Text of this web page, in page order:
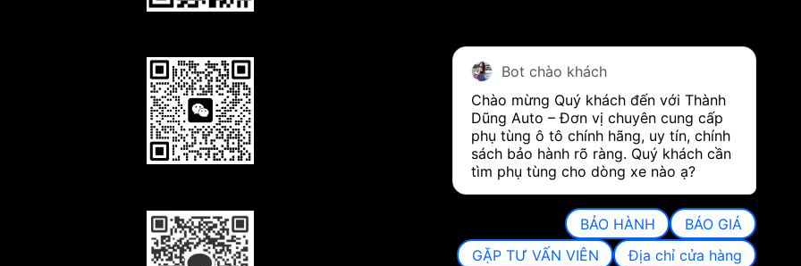
Bot chào khách
Chào mừng Quý khách đến với Thành
Dũng Auto – Đơn vị chuyên cung cấp
phụ tùng ô tô chính hãng, uy tín, chính
sách bảo hành rõ ràng. Quý khách cần
tìm phụ tùng cho dòng xe nào ạ?
BẢO HÀNH
BÁO GIÁ
GẶP TƯ VẤN VIÊN
Địa chỉ cửa hàng